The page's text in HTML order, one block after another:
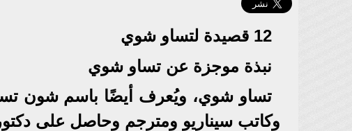
12 قصيدة لتساو شوي
نبذة موجزة عن تساو شوي
وكاتب سيناريو ومترجم وحاصل على